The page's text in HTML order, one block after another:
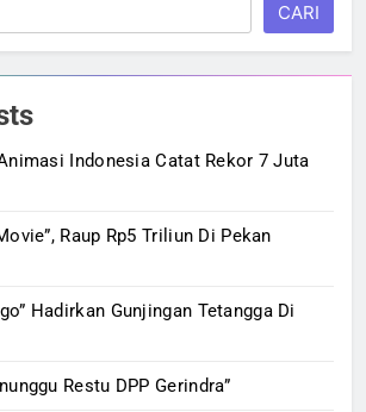
CARI
Indonesia Catat Rekor 7 Juta
Raup Rp5 Triliun Di Pekan
Hadirkan Gunjingan Tetangga Di
Restu DPP Gerindra”